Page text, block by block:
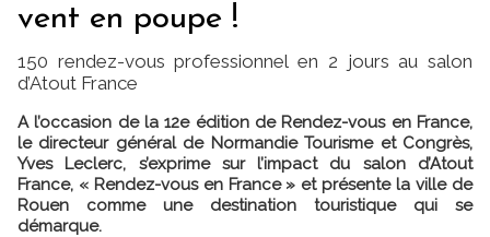
vent en poupe !
150 rendez-vous professionnel en 2 jours au salon
d’Atout France
A l’occasion de la 12e édition de Rendez-vous en France,
le directeur général de Normandie Tourisme et Congrès,
Yves Leclerc, s’exprime sur l’impact du salon d’Atout
France, « Rendez-vous en France » et présente la ville de
Rouen comme une destination touristique qui se
démarque.